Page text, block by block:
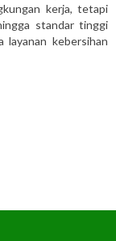
kerja, tetapi
standar tinggi
layanan kebersihan